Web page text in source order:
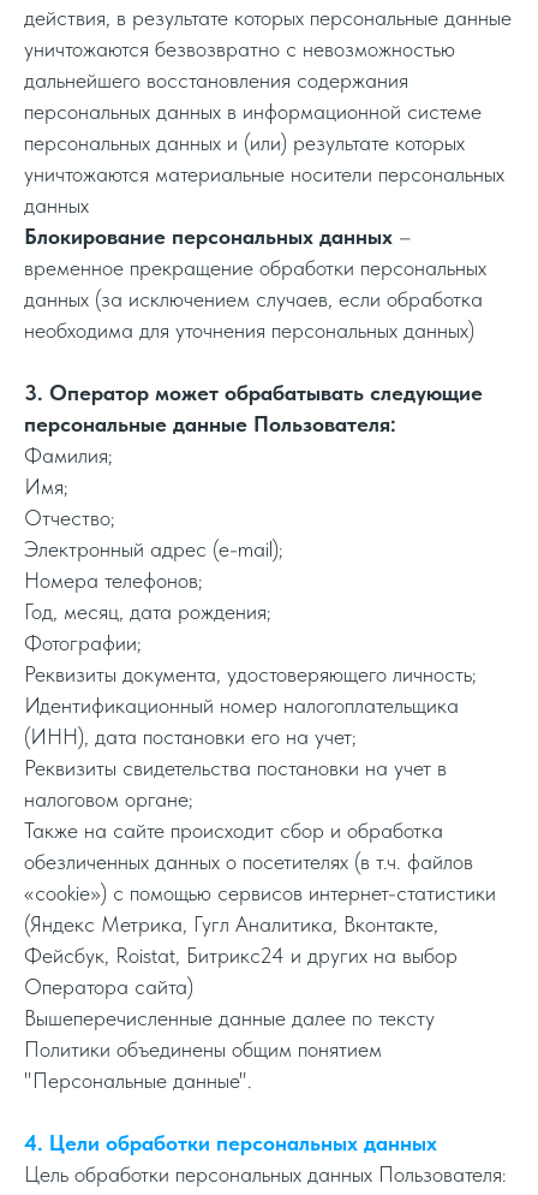
действия, в результате которых персональные данные
уничтожаются безвозвратно с невозможностью
дальнейшего восстановления содержания
персональных данных в информационной системе
персональных данных и (или) результате которых
уничтожаются материальные носители персональных
данных
Блокирование персональных данных –
временное прекращение обработки персональных
данных (за исключением случаев, если обработка
необходима для уточнения персональных данных)
3. Оператор может обрабатывать следующие
персональные данные Пользователя:
Фамилия;
Имя;
Отчество;
Электронный адрес (e-mail);
Номера телефонов;
Год, месяц, дата рождения;
Фотографии;
Реквизиты документа, удостоверяющего личность;
Идентификационный номер налогоплательщика
(ИНН), дата постановки его на учет;
Реквизиты свидетельства постановки на учет в
налоговом органе;
Также на сайте происходит сбор и обработка
обезличенных данных о посетителях (в т.ч. файлов
«cookie») с помощью сервисов интернет-статистики
(Яндекс Метрика, Гугл Аналитика, Вконтакте,
Фейсбук, Roistat, Битрикс24 и других на выбор
Оператора сайта)
Вышеперечисленные данные далее по тексту
Политики объединены общим понятием
"Персональные данные".
4. Цели обработки персональных данных
Цель обработки персональных данных Пользователя: